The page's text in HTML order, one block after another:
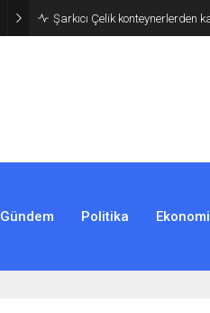
İran 2 ülkeyi birden vurdu
Gündem Politika Ekonomi